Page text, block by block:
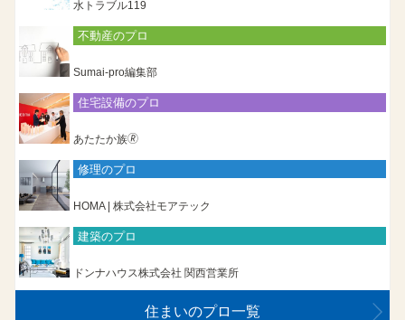
水トラブル119
不動産のプロ
Sumai-pro編集部
住宅設備のプロ
あたたか族🄬
修理のプロ
HOMA | 株式会社モアテック
建築のプロ
ドンナハウス株式会社 関西営業所
住まいのプロ一覧